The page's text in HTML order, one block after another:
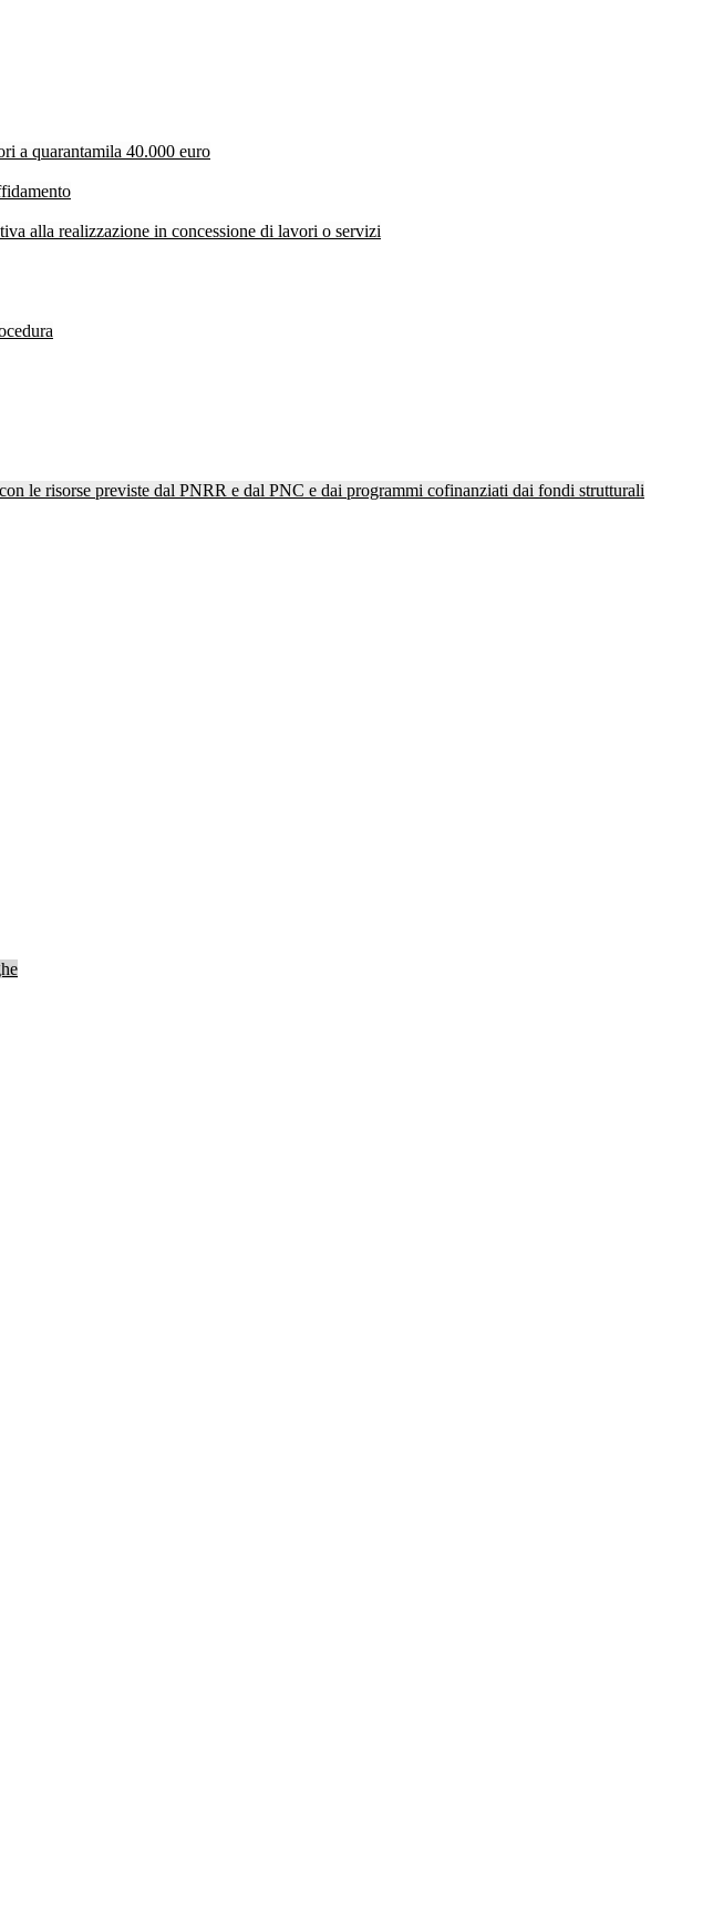
a quarantamila 40.000 euro
alla realizzazione in concessione di lavori o servizi
le risorse previste dal PNRR e dal PNC e dai programmi cofinanziati dai fondi strutturali